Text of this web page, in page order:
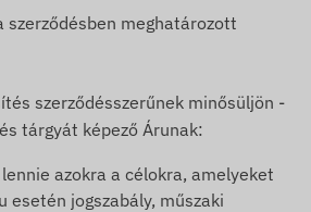
szerződésben meghatározott
szerződésszerűnek minősüljön -
tárgyát képező Árunak:
azokra a célokra, amelyeket
esetén jogszabály, műszaki